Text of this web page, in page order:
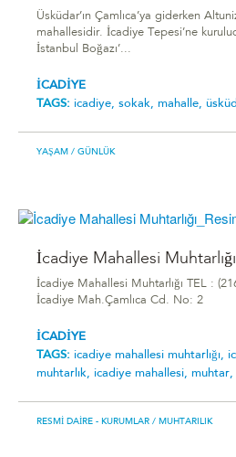
Üsküdar’ın Çamlıca’ya giderken
mahallesidir. İcadiye Tepesi’ne
İstanbul Boğazı’...
İCADİYE
TAGS: icadiye, sokak, mahalle,
YAŞAM / GÜNLÜK
İcadiye Mahallesi Muhtarlığı
İcadiye Mahallesi Muhtarlığı TEL :
İcadiye Mah.Çamlıca Cd. No: 2
İCADİYE
TAGS: i̇cadiye mahallesi muhtarlığı,
muhtarlık, icadiye mahallesi, muhtar,
RESMI DAIRE - KURUMLAR / MUHTARILIK